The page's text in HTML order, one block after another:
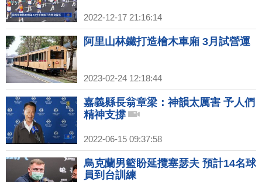
2022-12-17 21:16:14
阿里山林鐵打造檜木車廂 3月試營運
2023-02-24 12:18:44
嘉義縣長翁章梁：神韻太厲害 予人們
精神支撐
2022-06-15 09:37:58
烏克蘭男籃盼延攬塞瑟夫 預計14名球
員到台訓練